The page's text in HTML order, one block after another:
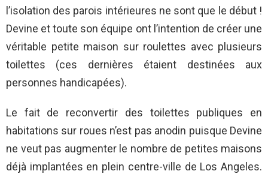
l’isolation des parois intérieures ne sont que le début !
Devine et toute son équipe ont l’intention de créer une
véritable petite maison sur roulettes avec plusieurs
toilettes (ces dernières étaient destinées aux
personnes handicapées).
Le fait de reconvertir des toilettes publiques en
habitations sur roues n’est pas anodin puisque Devine
ne veut pas augmenter le nombre de petites maisons
déjà implantées en plein centre-ville de Los Angeles.